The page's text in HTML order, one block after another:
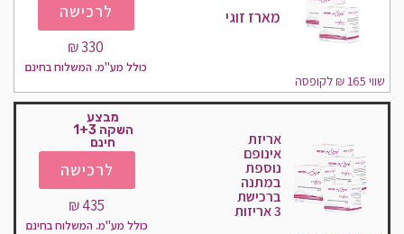
מארז זוגי
שווי 165 ₪ לקופסה
לרכישה
330 ₪​
כולל מע"מ. המשלוח בחינם
אריזת
אינופם
נוספת
במתנה
ברכישת
3 אריזות
לרכישה
מבצע
השקה 1+3
חינם
435 ₪
כולל מע"מ. המשלוח בחינם